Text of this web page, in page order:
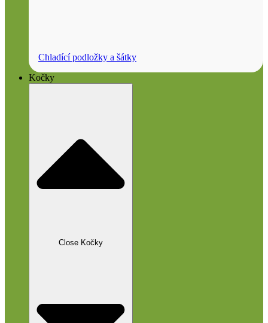
Chladící podložky a šátky
Kočky
Close Kočky